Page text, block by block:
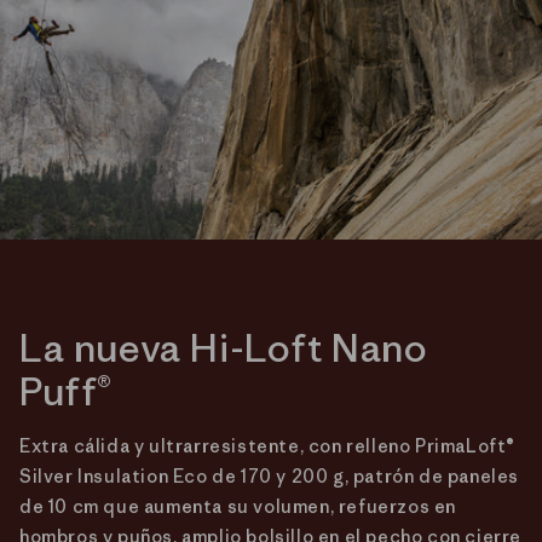
La nueva Hi-Loft Nano
Puff®
Extra cálida y ultrarresistente, con relleno PrimaLoft®
Silver Insulation Eco de 170 y 200 g, patrón de paneles
de 10 cm que aumenta su volumen, refuerzos en
hombros y puños, amplio bolsillo en el pecho con cierre